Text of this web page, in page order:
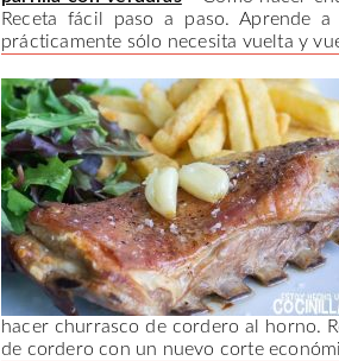
Receta fácil paso a paso. Aprende
prácticamente sólo necesita vuelta y
hacer churrasco de cordero al horno.
de cordero con un nuevo corte